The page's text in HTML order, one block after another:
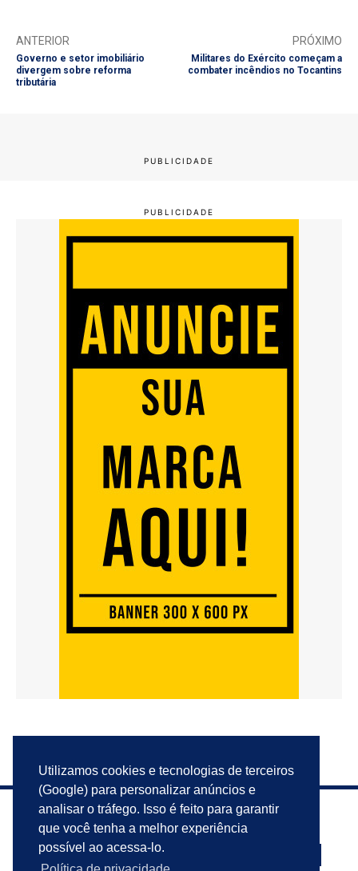
Utilizamos cookies e tecnologias de terceiros
(Google) para personalizar anúncios e
analisar o tráfego. Isso é feito para garantir
que você tenha a melhor experiência
possível ao acessa-lo.
ANTERIOR
Governo e setor imobiliário
divergem sobre reforma
tributária
PRÓXIMO
Militares do Exército começam a
combater incêndios no Tocantins